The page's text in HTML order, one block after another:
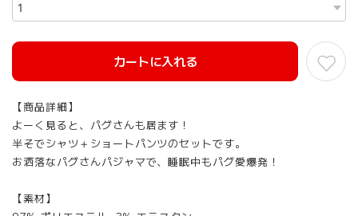
カートに入れる
【商品詳細】
よーく見ると、パグさんも居ます！
半そでシャツ＋ショートパンツのセットです。
お洒落なパグさんパジャマで、睡眠中もパグ愛爆発！
【素材】